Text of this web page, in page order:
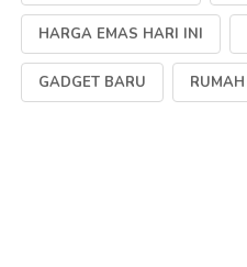
HARGA EMAS HARI INI
GADGET BARU RUMAH